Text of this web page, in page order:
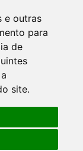
e outras
para
de
site.